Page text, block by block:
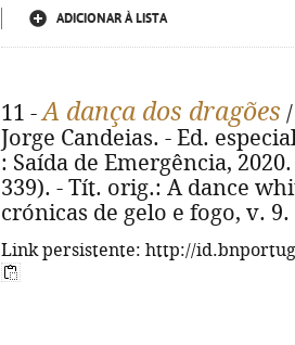
ADICIONAR À LISTA
11 -A dança dos dragões
Jorge Candeias. - Ed.
: Saída de Emergência,
339). - Tít. orig.: A dance
crónicas de gelo e fogo, v. 9.
Link persistente: http://